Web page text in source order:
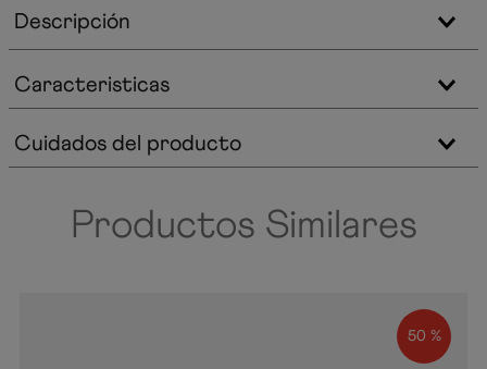
Descripción
Caracteristicas
Cuidados del producto
Productos Similares
50 %